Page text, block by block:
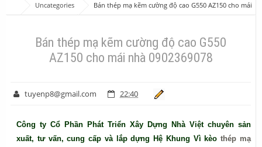
Uncategories
Bán thép mạ kẽm cường độ cao G550 AZ150 cho mái
nhà 0902369078
Bán thép mạ kẽm cường độ cao G550
AZ150 cho mái nhà 0902369078
tuyenp8@gmail.com 22:40
Công ty Cổ Phần Phát Triển Xây Dựng Nhà Việt chuyên sản
xuất, tư vấn, cung cấp và lắp dựng Hệ Khung Vì kèothép mạ